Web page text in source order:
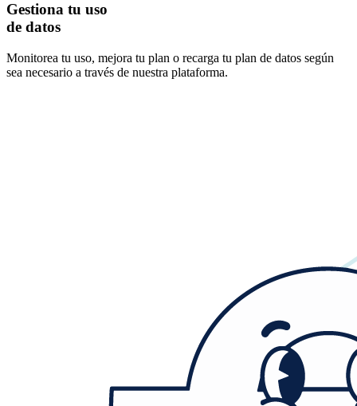
Gestiona tu uso
de datos
Monitorea tu uso, mejora tu plan o recarga tu plan de datos según
sea necesario a través de nuestra plataforma.